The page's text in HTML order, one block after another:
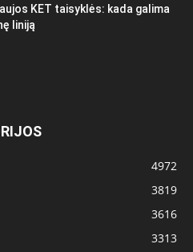
KET taisyklės: kada galima
liniją
4972
3819
3616
3313